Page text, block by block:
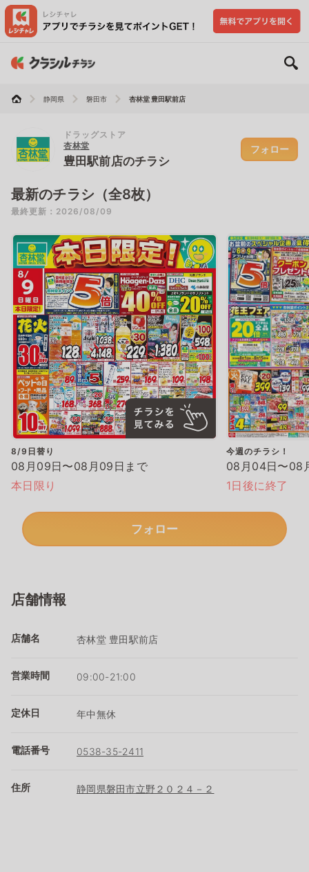
静岡県 磐田市 杏林堂 豊田駅前店
ドラッグストア
杏林堂
豊田駅前店のチラシ
フォロー
最新のチラシ（全8枚）
最終更新：2026/08/09
8/9日替り
08月09日〜08月09日まで
本日限り
今週のチラシ！
08月04日〜08
1日後に終了
フォロー
店舗情報
店舗名 杏林堂 豊田駅前店
営業時間 09:00-21:00
定休日 年中無休
電話番号 0538-35-2411
住所 静岡県磐田市立野２０２４－２